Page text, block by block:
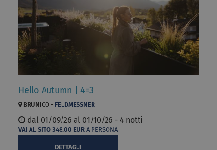
VAI AL SITO 348.00 EURA PERSONA
DETTAGLI
Hello Autumn | 4=3
BRUNICO - FELDMESSNER
dal 01/09/26 al 01/10/26 - 4 notti